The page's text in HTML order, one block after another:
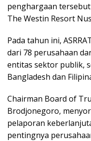
penghargaan
The Westin Resort
Pada tahun ini,
dari 78 perusahaan
entitas sektor publik,
Bangladesh dan
Chairman Board of
Brodjonegoro,
pelaporan
pentingnya